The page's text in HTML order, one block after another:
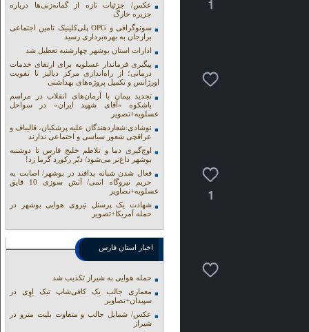
عکس/ جزئیات تازه از گمانه‌زنی‌ها درباره
جزیره خارگ
سونوگرافی و OPG پلی‌کلینیک تامین اجتماعی
برازجان به بهره‌برداری رسید
ادارات استان بوشهر چهارشنبه تعطیل شد
پیگیری فرماندار عسلویه برای ارتقای خدمات
درمانی؛ از راه‌اندازی مرکز دیالیز تا تقویت
اورژانس و تکمیل پروژه‌های بهداشتی
تجدید پیمان با آرمان‌های انقلاب در مراسم
باشکوه «آقای شهید ایران» در سواحل
عسلویه+تصویر
نوشادی:شعاردهندگان علیه پزشکیان، قالیباف و
عراقچی شعور سیاسی و اجتماعی ندارند
اوج‌گیری دما و تلاطم خلیج فارس تا دوشنبه
بوشهر داغ‌تر می‌شود/ دیّر رکورد گرما زد!
فعال شدن شبانه پدافند در بوشهر/ اصابت به
حریم نیروگاه اتمی/ آتش سوزی 10 قایق
عسلویه+نصاویر
شهادت یک پرسنل نیروی هوایی بوشهر در
حمله آمریکا+تصویر
اخبار استان فارس
حمله هوایی به شیراز تکذیب شد
معماری جالب یک کافی‌شاپ تیک اِوِی در
سپیدان+تصاویر
عکس/ شمایل جالب و متفاوت بلیت مترو در
شیراز